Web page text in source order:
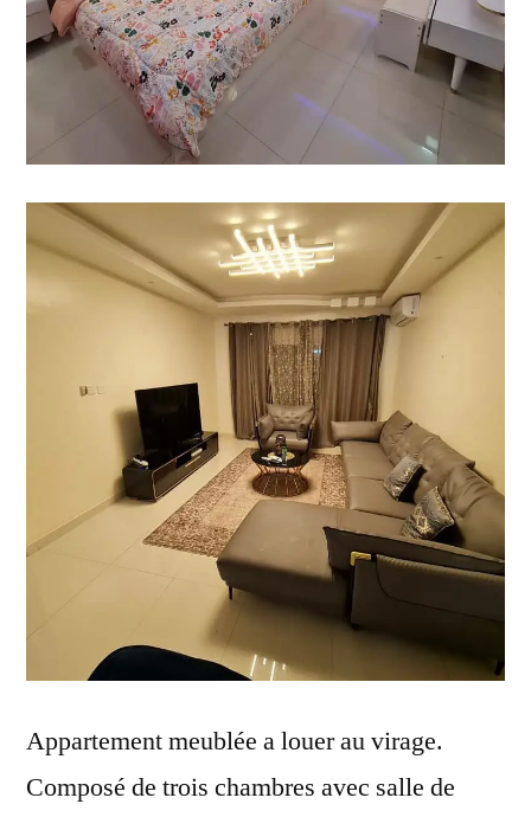
Appartement meublée a louer au virage.
Composé de trois chambres avec salle de